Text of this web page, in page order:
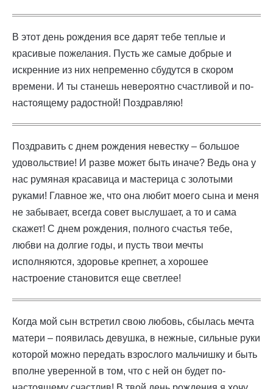
В этот день рождения все дарят тебе теплые и
красивые пожелания. Пусть же самые добрые и
искренние из них непременно сбудутся в скором
времени. И ты станешь невероятно счастливой и по-
настоящему радостной! Поздравляю!
Поздравить с днем рождения невестку – большое
удовольствие! И разве может быть иначе? Ведь она у
нас румяная красавица и мастерица с золотыми
руками! Главное же, что она любит моего сына и меня
не забывает, всегда совет выслушает, а то и сама
скажет! С днем рождения, полного счастья тебе,
любви на долгие годы, и пусть твои мечты
исполняются, здоровье крепнет, а хорошее
настроение становится еще светлее!
Когда мой сын встретил свою любовь, сбылась мечта
матери – появилась девушка, в нежные, сильные руки
которой можно передать взрослого мальчишку и быть
вполне уверенной в том, что с ней он будет по-